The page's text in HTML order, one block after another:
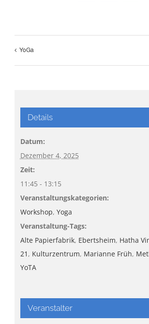
YoGa
Details
Datum:
Dezember 4, 2025
Zeit:
11:45 - 13:15
Veranstaltungskategorien:
Workshop, Yoga
Veranstaltung-Tags:
Alte Papierfabrik, Ebertsheim, Hatha
21 , Kulturzentrum, Marianne Früh,
YoTA
Veranstalter